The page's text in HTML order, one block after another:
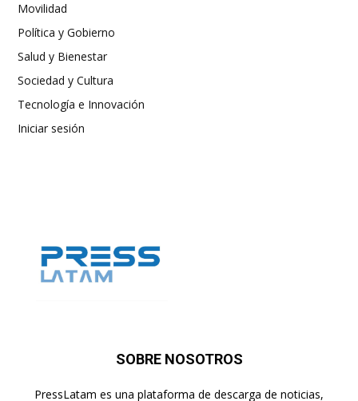
Movilidad
Política y Gobierno
Salud y Bienestar
Sociedad y Cultura
Tecnología e Innovación
Iniciar sesión
SOBRE NOSOTROS
PressLatam es una plataforma de descarga de noticias,